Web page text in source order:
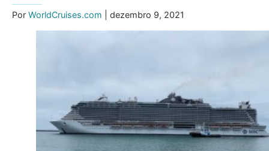
Por WorldCruises.com | dezembro 9, 2021